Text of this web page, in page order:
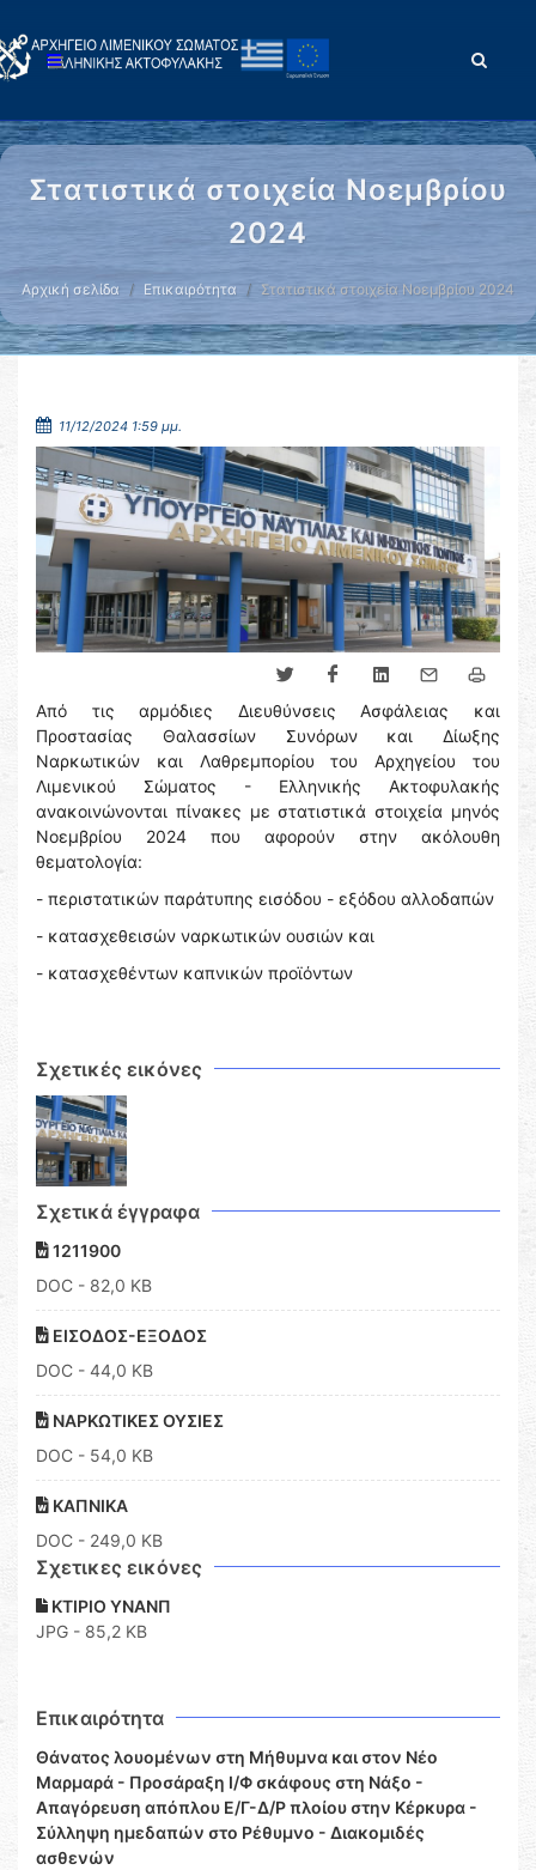
Στατιστικά στοιχεία Νοεμβρίου
2024
Αρχική σελίδα Επικαιρότητα Στατιστικά στοιχεία Νοεμβρίου 2024
11/12/2024 1:59 μμ.
Από τις αρμόδιες Διευθύνσεις Ασφάλειας και
Προστασίας Θαλασσίων Συνόρων και Δίωξης
Ναρκωτικών και Λαθρεμπορίου του Αρχηγείου του
Λιμενικού Σώματος - Ελληνικής Ακτοφυλακής
ανακοινώνονται πίνακες με στατιστικά στοιχεία μηνός
Νοεμβρίου 2024 που αφορούν στην ακόλουθη
θεματολογία:
- περιστατικών παράτυπης εισόδου - εξόδου αλλοδαπών
- κατασχεθεισών ναρκωτικών ουσιών και
- κατασχεθέντων καπνικών προϊόντων
Σχετικές εικόνες
Σχετικά έγγραφα
1211900
DOC - 82,0 KB
ΕΙΣΟΔΟΣ-ΕΞΟΔΟΣ
DOC - 44,0 KB
ΝΑΡΚΩΤΙΚΕΣ ΟΥΣΙΕΣ
DOC - 54,0 KB
ΚΑΠΝΙΚΑ
DOC - 249,0 KB
Σχετικες εικόνες
ΚΤΙΡΙΟ ΥΝΑΝΠ
JPG - 85,2 KB
Επικαιρότητα
Θάνατος λουομένων στη Μήθυμνα και στον Νέο
Μαρμαρά - Προσάραξη Ι/Φ σκάφους στη Νάξο -
Απαγόρευση απόπλου Ε/Γ-Δ/Ρ πλοίου στην Κέρκυρα -
Σύλληψη ημεδαπών στο Ρέθυμνο - Διακομιδές
ασθενών